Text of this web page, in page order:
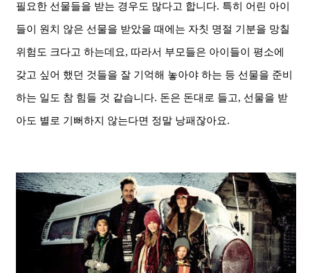
필요한 선물들을 받는 경우도 많다고 합니다. 특히 어린 아이
들이 원치 않은 선물을 받았을 때에는 자칫 명절 기분을 망칠
위험도 크다고 하는데요, 따라서 부모들은 아이들이 평소에
갖고 싶어 했던 것들을 잘 기억해 놓아야 하는 등 선물을 준비
하는 일도 참 힘들 것 같습니다. 돈은 돈대로 들고, 선물을 받
아도 별로 기뻐하지 않는다면 정말 낭패잖아요.